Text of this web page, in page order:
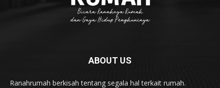
ABOUT US
Ranahrumah berkisah tentang segala hal terkait rumah.